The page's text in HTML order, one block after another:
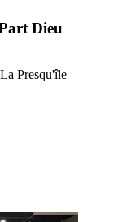
Dieu
Presqu'île